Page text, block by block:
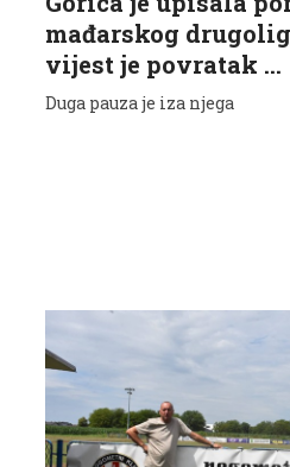
mađarskog
vijest je povratak …
Duga pauza je iza njega